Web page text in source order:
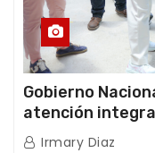
Gobierno
atención
tras doblete
Irmary Diaz